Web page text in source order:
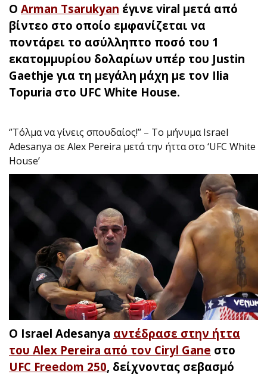
Ο Arman Tsarukyan έγινε viral μετά από
βίντεο στο οποίο εμφανίζεται να
ποντάρει το ασύλληπτο ποσό του 1
εκατομμυρίου δολαρίων υπέρ του Justin
Gaethje για τη μεγάλη μάχη με τον Ilia
Topuria στο UFC White House.
‘’Τόλμα να γίνεις σπουδαίος!’’ – Το μήνυμα Israel
Adesanya σε Alex Pereira μετά την ήττα στο ‘UFC White
House’
Ο Israel Adesanya αντέδρασε στην ήττα
του Alex Pereira από τον Ciryl Gane στο
UFC Freedom 250, δείχνοντας σεβασμό